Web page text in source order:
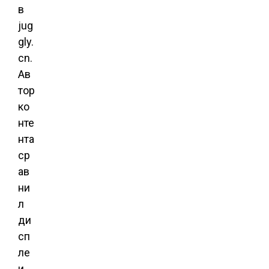
в
jug
gly.
cn.
Ав
тор
ко
нте
нта
ср
ав
ни
л
ди
сп
ле